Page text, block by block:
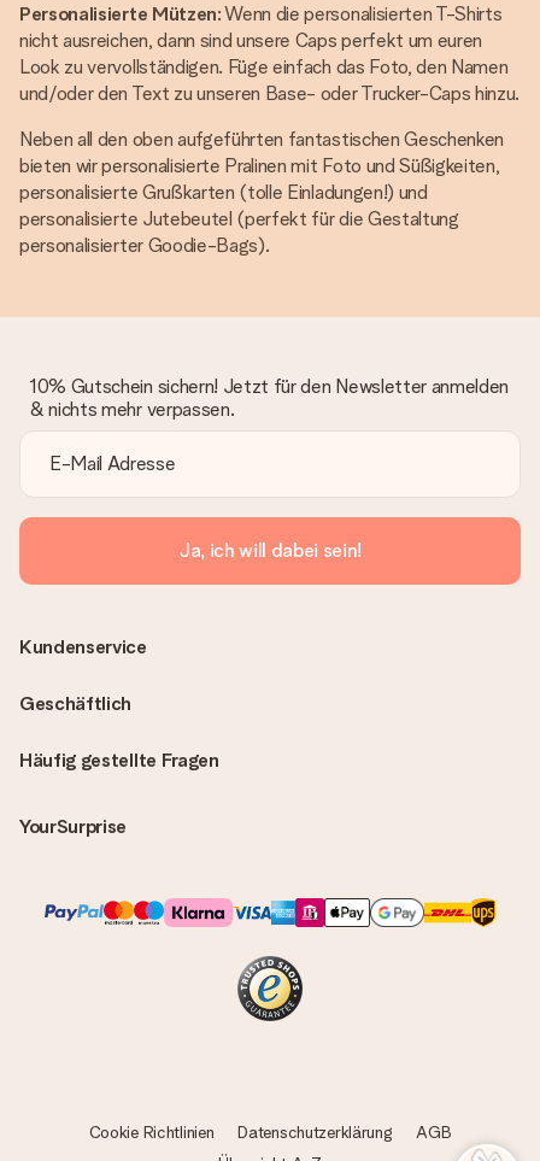
Personalisierte Mützen: Wenn die personalisierten T-Shirts
nicht ausreichen, dann sind unsere Caps perfekt um euren
Look zu vervollständigen. Füge einfach das Foto, den Namen
und/oder den Text zu unseren Base- oder Trucker-Caps hinzu.
Neben all den oben aufgeführten fantastischen Geschenken
bieten wir personalisierte Pralinen mit Foto und Süßigkeiten,
personalisierte Grußkarten (tolle Einladungen!) und
personalisierte Jutebeutel (perfekt für die Gestaltung
personalisierter Goodie-Bags).
10% Gutschein sichern! Jetzt für den Newsletter anmelden
& nichts mehr verpassen.
Ja, ich will dabei sein!
Häufig gestellte Fragen
YourSurprise
Kundenservice
Geschäftlich
Cookie Richtlinien Datenschutzerklärung
AGB